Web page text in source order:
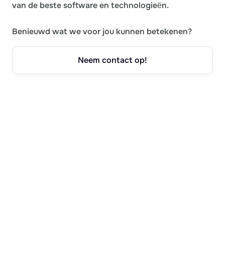
van de beste software en technologieën.
Benieuwd wat we voor jou kunnen betekenen?
Neem contact op!